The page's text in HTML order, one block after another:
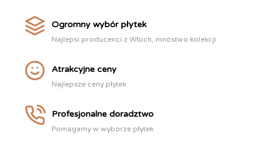
Ogromny wybór płytek
Najlepsi producenci z Włoch, mnóstwo kolekcji
Atrakcyjne ceny
Najlepsze ceny płytek
Profesjonalne doradztwo
Pomagamy w wyborze płytek